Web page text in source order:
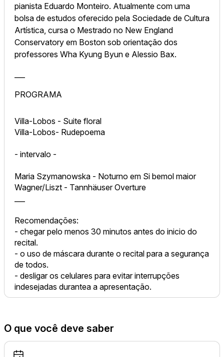
pianista Eduardo Monteiro. Atualmente com uma
bolsa de estudos oferecido pela Sociedade de Cultura
Artística, cursa o Mestrado no New England
Conservatory em Boston sob orientação dos
professores Wha Kyung Byun e Alessio Bax.
PROGRAMA
Villa-Lobos - Suite floral
Villa-Lobos- Rudepoema
- intervalo -
Maria Szymanowska - Noturno em Si bemol maior
Wagner/Liszt - Tannhäuser Overture
Recomendações:
- chegar pelo menos 30 minutos antes do inicio do
recital.
- o uso de máscara durante o recital para a segurança
de todos.
- desligar os celulares para evitar interrupções
indesejadas durantea a apresentação.
O que você deve saber